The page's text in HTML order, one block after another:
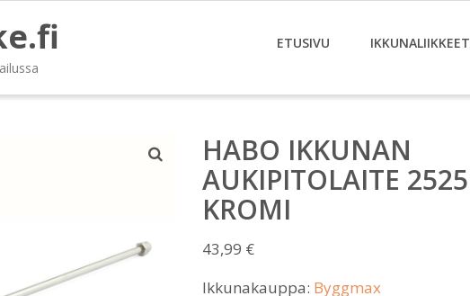
ETUSIVU IKKUNALIIKKEET
HABO IKKUNAN
AUKIPITOLAITE 2525
KROMI
43,99 €
Ikkunakauppa: Byggmax